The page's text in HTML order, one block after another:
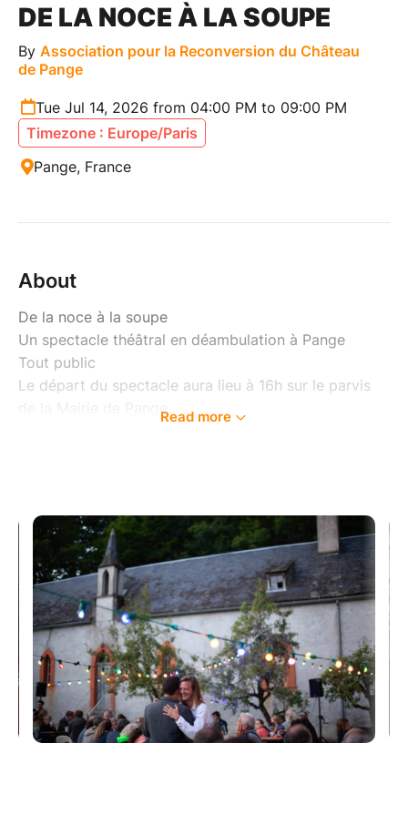
DE LA NOCE À LA SOUPE
By Association pour la Reconversion du Château
de Pange
Tue Jul 14, 2026 from 04:00 PM to 09:00 PM
Timezone : Europe/Paris
Pange, France
About
De la noce à la soupe
Un spectacle théâtral en déambulation à Pange
Tout public
Le départ du spectacle aura lieu à 16h sur le parvis
de la Mairie de Pange.
Reconversion du Château de Pange et la compagnie
Les Moitiés sont des Tiers vous invitent à vivre une
aventure artistique, festive et profondément humaine
au cœur de Pange.
Le 14 juillet 2026, le village deviendra le décor vivant
d’un spectacle en déambulation plein de surprises.
Il y a A qui habite ici parce que A a dit oui, par
amour.
T aussi a dit oui, pour pouvoir partir loin.
Il y a M qui a suivi l’autre par choix.
R, venu ici parce que l’autre y avait ses attaches, ses
Read more